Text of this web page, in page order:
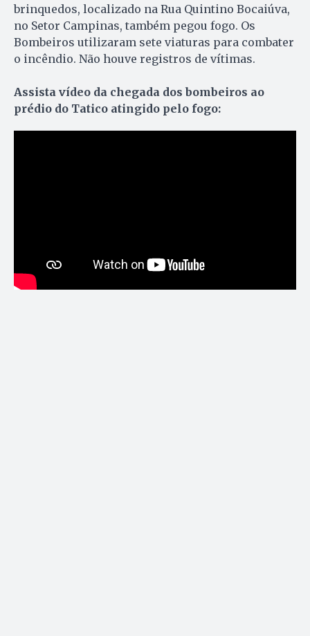
brinquedos, localizado na Rua Quintino Bocaiúva,
no Setor Campinas, também pegou fogo. Os
Bombeiros utilizaram sete viaturas para combater
o incêndio. Não houve registros de vítimas.
Assista vídeo da chegada dos bombeiros ao
prédio do Tatico atingido pelo fogo: